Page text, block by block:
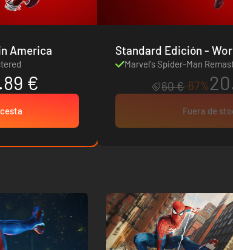
- Latin America
€
Standard
Marvel's Spider-Man
60 €-67%
Fuera de